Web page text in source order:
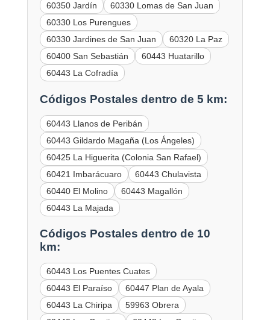
60350 Jardín
60330 Lomas de San Juan
60330 Los Purengues
60330 Jardines de San Juan
60320 La Paz
60400 San Sebastián
60443 Huatarillo
60443 La Cofradía
Códigos Postales dentro de 5 km:
60443 Llanos de Peribán
60443 Gildardo Magaña (Los Ángeles)
60425 La Higuerita (Colonia San Rafael)
60421 Imbarácuaro
60443 Chulavista
60440 El Molino
60443 Magallón
60443 La Majada
Códigos Postales dentro de 10
km:
60443 Los Puentes Cuates
60443 El Paraíso
60447 Plan de Ayala
60443 La Chiripa
59963 Obrera